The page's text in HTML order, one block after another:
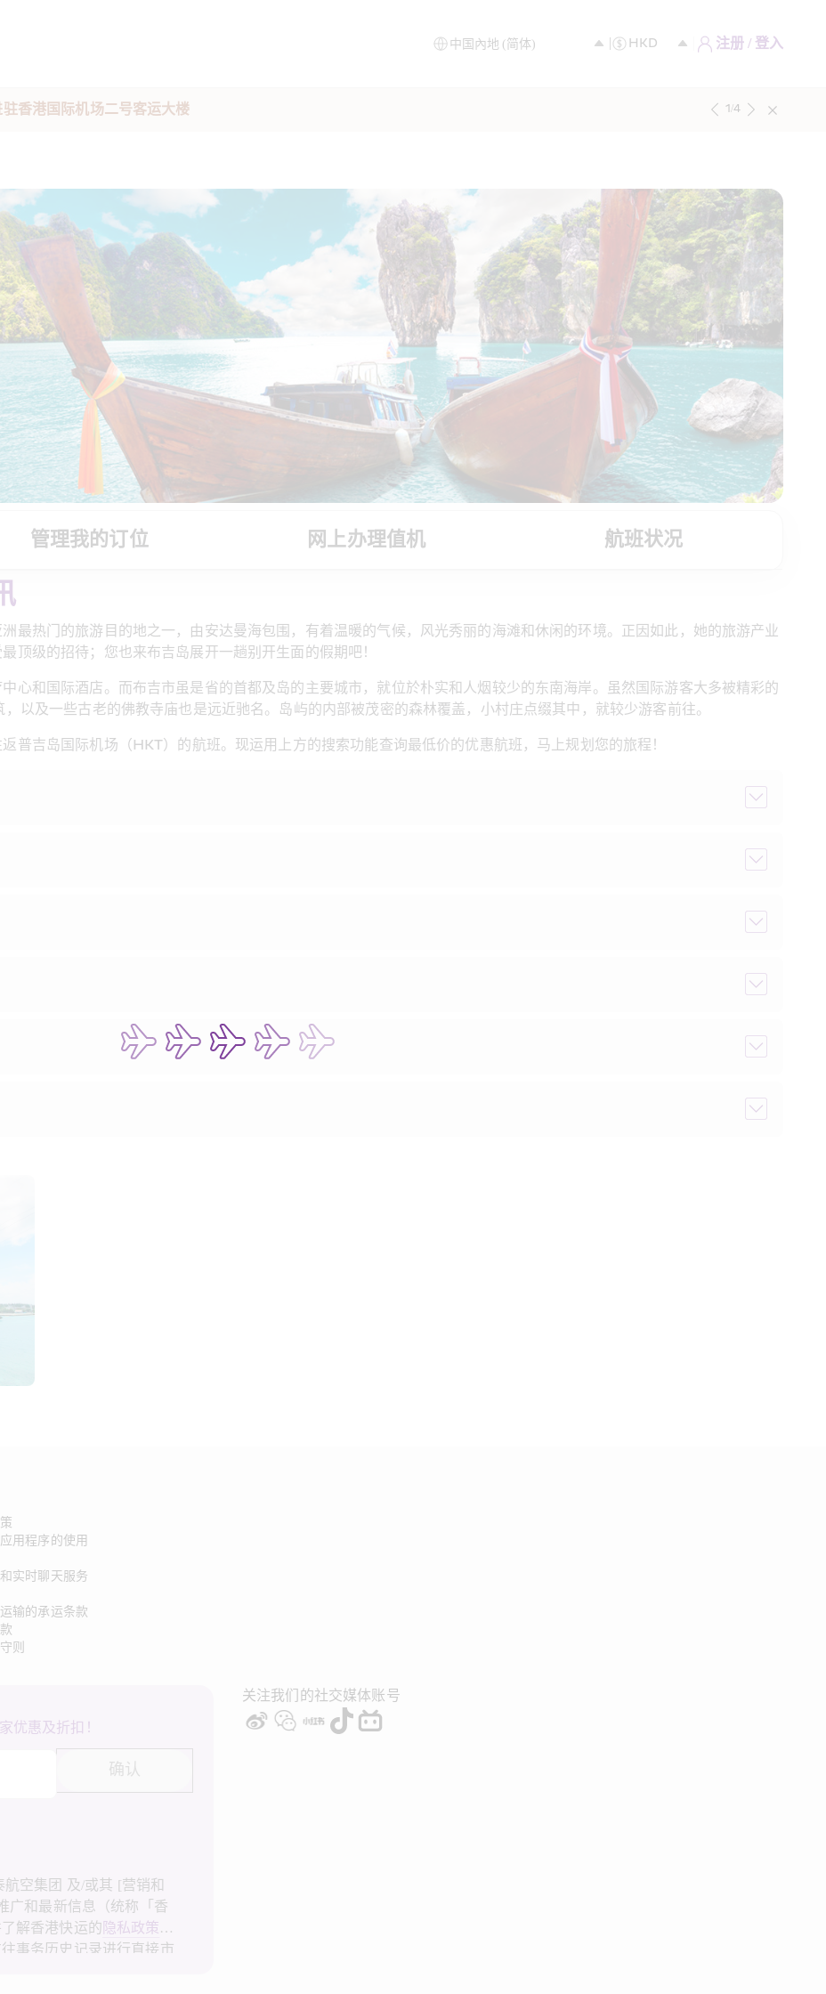
注册 / 登入
香港国际机场二号客运大楼 1/4
管理我的订位 网上办理值机 航班状况
最热门的旅游目的地之一，由安达曼海包围，有着温暖的气候，风光秀丽的海滩和休闲的环境。正因如此，她的旅游产业
顶级的招待；您也来布吉岛展开一趟别开生面的假期吧！
心和国际酒店。而布吉市虽是省的首都及岛的主要城市，就位於朴实和人烟较少的东南海岸。虽然国际游客大多被精彩的
以及一些古老的佛教寺庙也是远近驰名。岛屿的内部被茂密的森林覆盖，小村庄点缀其中，就较少游客前往。
普吉岛国际机场（HKT）的航班。现运用上方的搜索功能查询最低价的优惠航班，马上规划您的旅程！
用程序的使用
实时聊天服务
输的承运条款
则
优惠及折扣！
确认
空集团 及/或其 [营销和
广和最新信息（统称「香
解香港快运的 隐私政策，
事务历史记录进行直接市
关注我们的社交媒体账号